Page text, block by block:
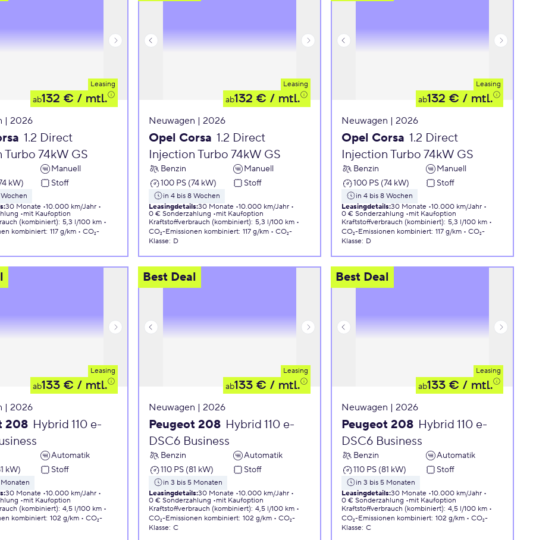
Leasing
ab132 € / mtl.
| 2026
1.2 Direct
Turbo 74kW GS
Manuell
kW)
Stoff
:30 Monate 10.000 km/Jahr
mit Kaufoption
(kombiniert): 5,3 l/100 km
kombiniert: 117 g/km
CO₂-
Leasing
ab132 € / mtl.
Neuwagen | 2026
Opel Corsa 1.2 Direct
Injection Turbo 74kW GS
Benzin
Manuell
100 PS (74 kW)
Stoff
in 4 bis 8 Wochen
Leasingdetails:30 Monate 10.000 km/Jahr
0 € Sonderzahlung
mit Kaufoption
Kraftstoffverbrauch (kombiniert): 5,3 l/100 km
CO₂-Emissionen kombiniert: 117 g/km
CO₂-
Klasse: D
Leasing
ab132 € / mtl.
Neuwagen | 2026
Opel Corsa 1.2 Direct
Injection Turbo 74kW GS
Benzin
Manuell
100 PS (74 kW)
Stoff
in 4 bis 8 Wochen
Leasingdetails:30 Monate 10.000 km/Jahr
0 € Sonderzahlung
mit Kaufoption
Kraftstoffverbrauch (kombiniert): 5,3 l/100 km
CO₂-Emissionen kombiniert: 117 g/km
CO₂-
Klasse: D
Leasing
ab133 € / mtl.
| 2026
208 Hybrid 110 e-
Automatik
kW)
Stoff
:30 Monate 10.000 km/Jahr
mit Kaufoption
(kombiniert): 4,5 l/100 km
kombiniert: 102 g/km
CO₂-
Best Deal
Leasing
ab133 € / mtl.
Neuwagen | 2026
Peugeot 208 Hybrid 110 e-
DSC6 Business
Benzin
Automatik
110 PS (81 kW)
Stoff
in 3 bis 5 Monaten
Leasingdetails:30 Monate 10.000 km/Jahr
0 € Sonderzahlung
mit Kaufoption
Kraftstoffverbrauch (kombiniert): 4,5 l/100 km
CO₂-Emissionen kombiniert: 102 g/km
CO₂-
Klasse: C
Best Deal
Leasing
ab133 € / mtl.
Neuwagen | 2026
Peugeot 208 Hybrid 110 e-
DSC6 Business
Benzin
Automatik
110 PS (81 kW)
Stoff
in 3 bis 5 Monaten
Leasingdetails:30 Monate 10.000 km/Jahr
0 € Sonderzahlung
mit Kaufoption
Kraftstoffverbrauch (kombiniert): 4,5 l/100 km
CO₂-Emissionen kombiniert: 102 g/km
CO₂-
Klasse: C